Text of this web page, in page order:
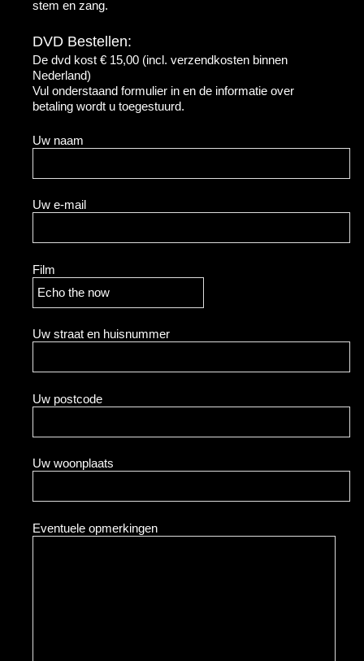
stem en zang.
DVD Bestellen:
De dvd kost € 15,00 (incl. verzendkosten binnen
Nederland)
Vul onderstaand formulier in en de informatie over
betaling wordt u toegestuurd.
Uw naam
Uw e-mail
Film
Uw straat en huisnummer
Uw postcode
Uw woonplaats
Eventuele opmerkingen